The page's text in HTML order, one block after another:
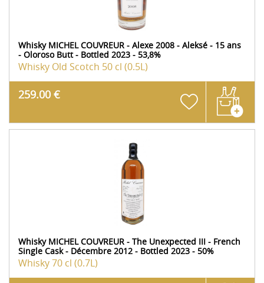
Whisky MICHEL COUVREUR - Alexe 2008 - Aleksé - 15 ans
- Oloroso Butt - Bottled 2023 - 53,8%
Whisky Old Scotch 50 cl (0.5L)
259.00 €
Whisky MICHEL COUVREUR - The Unexpected III - French
Single Cask - Décembre 2012 - Bottled 2023 - 50%
Whisky70 cl (0.7L)